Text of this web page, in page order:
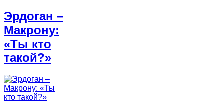
Эрдоган –
Макрону:
«Ты кто
такой?»